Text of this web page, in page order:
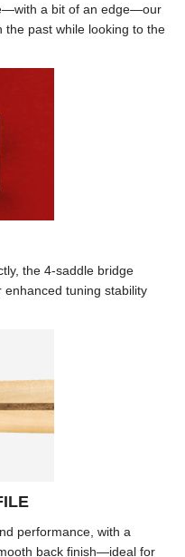
a bit of an edge—our
the past while looking to the
the 4-saddle bridge
tuning stability
performance, with a
back finish—ideal for